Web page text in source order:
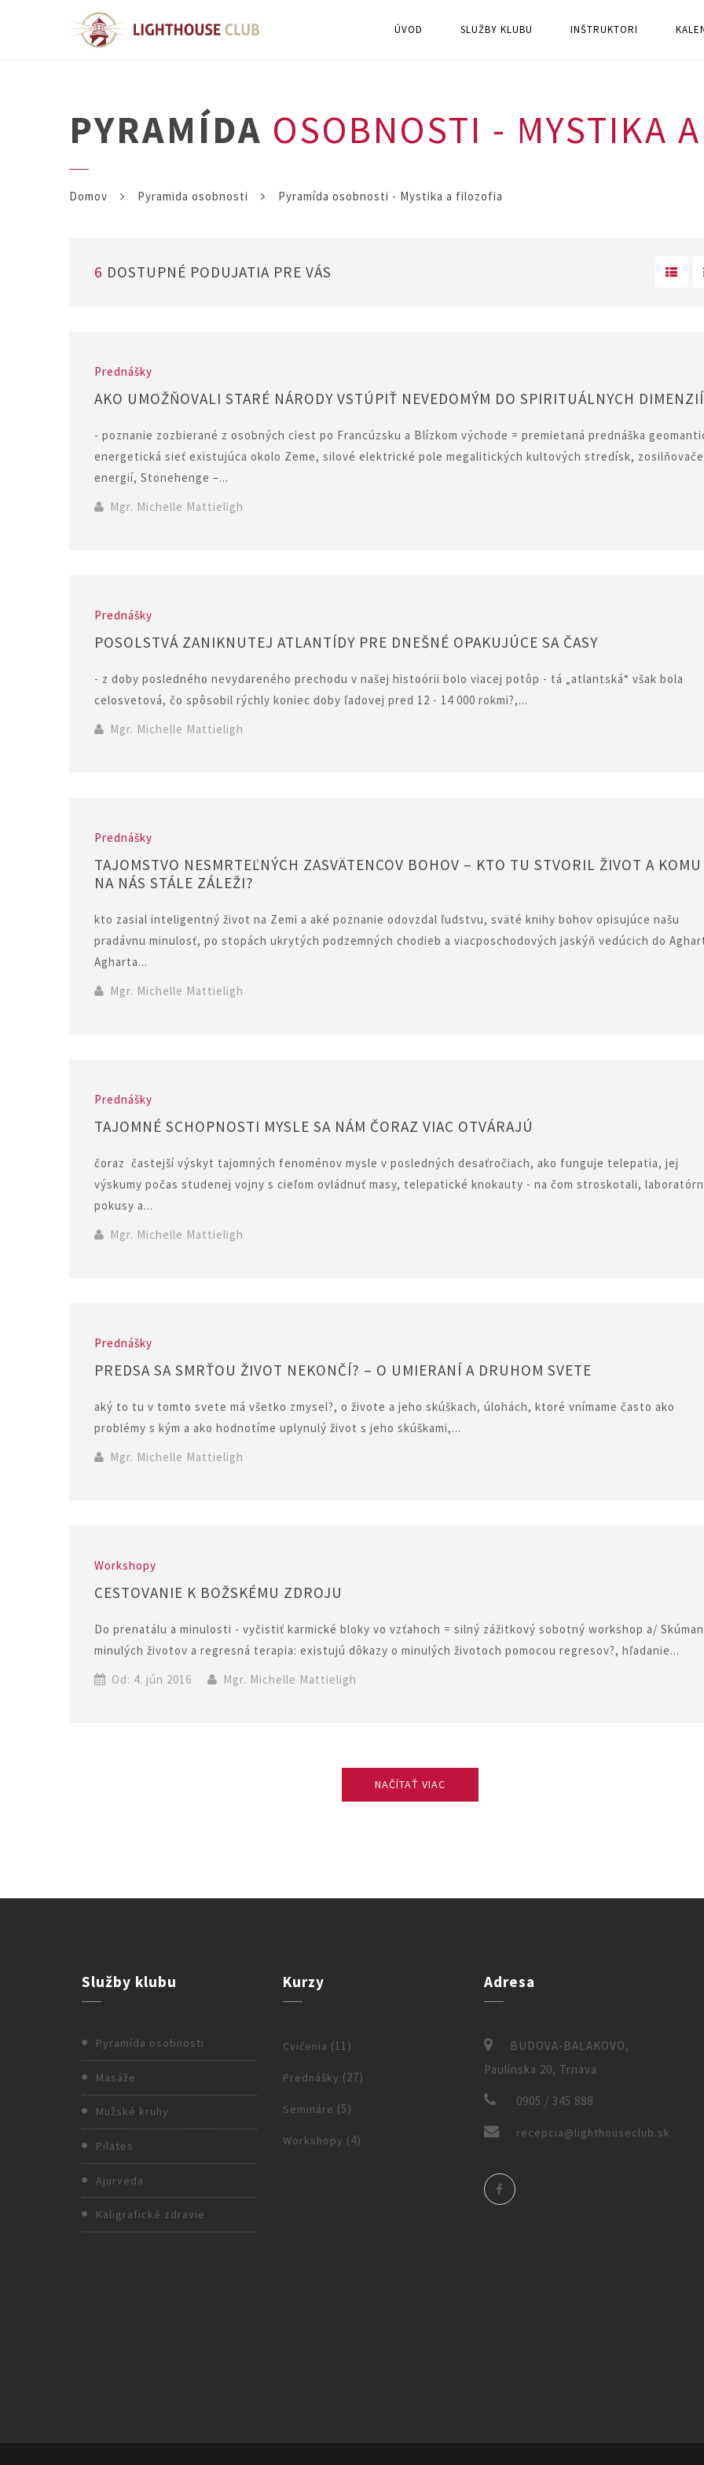
ÚVOD SLUŽBY KLUBU INŠTRUKTORI
PYRAMÍDA OSOBNOSTI - MYSTIKA
Domov Pyramida osobnosti Pyramída osobnosti - Mystika a filozofia
6 DOSTUPNÉ PODUJATIA PRE VÁS
Prednášky
AKO UMOŽŇOVALI STARÉ NÁRODY VSTÚPIŤ NEVEDOMÝM DO SPIRITUÁLNYCH DIMENZIÍ
- poznanie zozbierané z osobných ciest po Francúzsku a Blízkom východe = premietaná prednáška
energetická sieť existujúca okolo Zeme, silové elektrické pole megalitických kultových stredísk, zosilňovače
energií, Stonehenge –...
Mgr. Michelle Mattieligh
Prednášky
POSOLSTVÁ ZANIKNUTEJ ATLANTÍDY PRE DNEŠNÉ OPAKUJÚCE SA ČASY
- z doby posledného nevydareného prechodu v našej histoórii bolo viacej potôp - tá „atlantská“ však bola
celosvetová, čo spôsobil rýchly koniec doby ľadovej pred 12 - 14 000 rokmi?,...
Mgr. Michelle Mattieligh
Prednášky
TAJOMSTVO NESMRTEĽNÝCH ZASVÄTENCOV BOHOV – KTO TU STVORIL ŽIVOT A KOMU
NA NÁS STÁLE ZÁLEŽI?
kto zasial inteligentný život na Zemi a aké poznanie odovzdal ľudstvu, sväté knihy bohov opisujúce našu
pradávnu minulosť, po stopách ukrytých podzemných chodieb a viacposchodových jaskýň vedúcich do
Agharta...
Mgr. Michelle Mattieligh
Prednášky
TAJOMNÉ SCHOPNOSTI MYSLE SA NÁM ČORAZ VIAC OTVÁRAJÚ
čoraz častejší výskyt tajomných fenoménov mysle v posledných desaťročiach, ako funguje telepatia, jej
výskumy počas studenej vojny s cieľom ovládnuť masy, telepatické knokauty - na čom stroskotali,
pokusy a...
Mgr. Michelle Mattieligh
Prednášky
PREDSA SA SMRŤOU ŽIVOT NEKONČÍ? – O UMIERANÍ A DRUHOM SVETE
aký to tu v tomto svete má všetko zmysel?, o živote a jeho skúškach, úlohách, ktoré vnímame často ako
problémy s kým a ako hodnotíme uplynulý život s jeho skúškami,...
Mgr. Michelle Mattieligh
Workshopy
CESTOVANIE K BOŽSKÉMU ZDROJU
Do prenatálu a minulosti - vyčistiť karmické bloky vo vzťahoch = silný zážitkový sobotný workshop a/
minulých životov a regresná terapia: existujú dôkazy o minulých životoch pomocou regresov?, hľadanie...
Od: 4. jún 2016
Mgr. Michelle Mattieligh
NAČÍTAŤ VIAC
Služby klubu
Pyramída osobnosti
Masáže
Mužské kruhy
Pilates
Ajurveda
Kaligrafické zdravie
Kurzy
Cvičenia (11)
Prednášky (27)
Semináre (5)
Workshopy (4)
Adresa
BUDOVA-BALAKOVO,
Paulínska 20, Trnava
0905 / 345 888
recepcia@lighthouseclub.sk